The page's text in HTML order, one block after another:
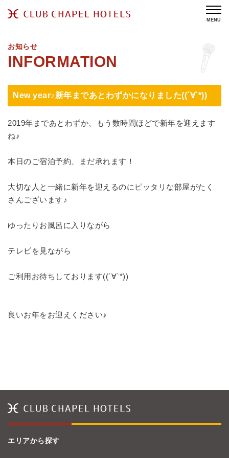
MENU
お知らせ
New year♪新年まであとわずかになりました((´∀`*))
2019年まであとわずか、もう数時間ほどで新年を迎えます
ね♪
本日のご宿泊予約、まだ承れます！
大切な人と一緒に新年を迎えるのにピッタリな部屋がたく
さんございます♪
ゆったりお風呂に入りながら
テレビを見ながら
ご利用お待ちしております((´∀`*))
良いお年をお迎えください♪
エリアから探す